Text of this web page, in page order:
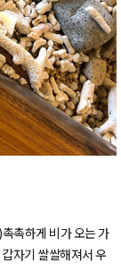
.2018년 서울 디자인
는 글귀와 부스디자
꾸 디자인 이야기를
요?앱 개발도 자신있
브랜드 영향력이 강
는데요,각종 음식을
소갈비는 갋으로 통일
! @독특한 종이가구
에~~!!)저희가 한
유연성있어서 엉덩
두 디자인적으로 맘
모두진정성있고 신
촉하게 비가 오는 가
자기 쌀쌀해져서 우